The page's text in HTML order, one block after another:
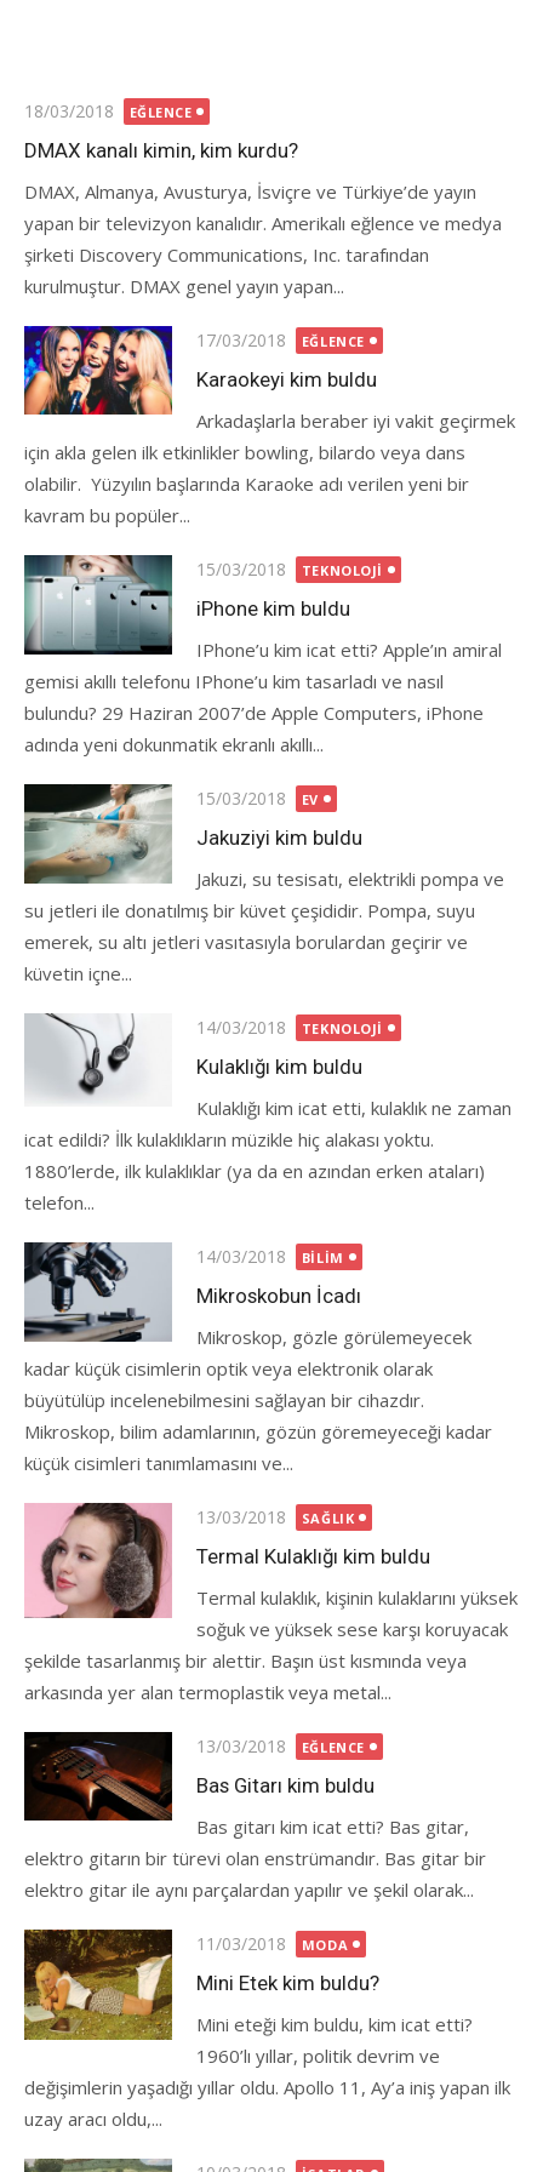
Posted
on
18/03/2018 EĞLENCE
DMAX kanalı kimin, kim kurdu?
DMAX, Almanya, Avusturya, İsviçre ve Türkiye’de yayın
yapan bir televizyon kanalıdır. Amerikalı eğlence ve medya
şirketi Discovery Communications, Inc. tarafından
kurulmuştur. DMAX genel yayın yapan...
Posted
on
17/03/2018 EĞLENCE
Karaokeyi kim buldu
Arkadaşlarla beraber iyi vakit geçirmek
için akla gelen ilk etkinlikler bowling, bilardo veya dans
olabilir. Yüzyılın başlarında Karaoke adı verilen yeni bir
kavram bu popüler...
Posted
on
15/03/2018 TEKNOLOJI
iPhone kim buldu
IPhone’u kim icat etti? Apple’ın amiral
gemisi akıllı telefonu IPhone’u kim tasarladı ve nasıl
bulundu? 29 Haziran 2007’de Apple Computers, iPhone
adında yeni dokunmatik ekranlı akıllı...
Posted
on
15/03/2018 EV
Jakuziyi kim buldu
Jakuzi, su tesisatı, elektrikli pompa ve
su jetleri ile donatılmış bir küvet çeşididir. Pompa, suyu
emerek, su altı jetleri vasıtasıyla borulardan geçirir ve
küvetin içne...
Posted
on
14/03/2018 TEKNOLOJI
Kulaklığı kim buldu
Kulaklığı kim icat etti, kulaklık ne zaman
icat edildi? İlk kulaklıkların müzikle hiç alakası yoktu.
1880’lerde, ilk kulaklıklar (ya da en azından erken ataları)
telefon...
Posted
on
14/03/2018 BILIM
Mikroskobun İcadı
Mikroskop, gözle görülemeyecek
kadar küçük cisimlerin optik veya elektronik olarak
büyütülüp incelenebilmesini sağlayan bir cihazdır.
Mikroskop, bilim adamlarının, gözün göremeyeceği kadar
küçük cisimleri tanımlamasını ve...
Posted
on
13/03/2018 SAĞLIK
Termal Kulaklığı kim buldu
Termal kulaklık, kişinin kulaklarını yüksek
soğuk ve yüksek sese karşı koruyacak
şekilde tasarlanmış bir alettir. Başın üst kısmında veya
arkasında yer alan termoplastik veya metal...
Posted
on
13/03/2018 EĞLENCE
Bas Gitarı kim buldu
Bas gitarı kim icat etti? Bas gitar,
elektro gitarın bir türevi olan enstrümandır. Bas gitar bir
elektro gitar ile aynı parçalardan yapılır ve şekil olarak...
Posted
on
11/03/2018 MODA
Mini Etek kim buldu?
Mini eteği kim buldu, kim icat etti?
1960’lı yıllar, politik devrim ve
değişimlerin yaşadığı yıllar oldu. Apollo 11, Ay’a iniş yapan ilk
uzay aracı oldu,...